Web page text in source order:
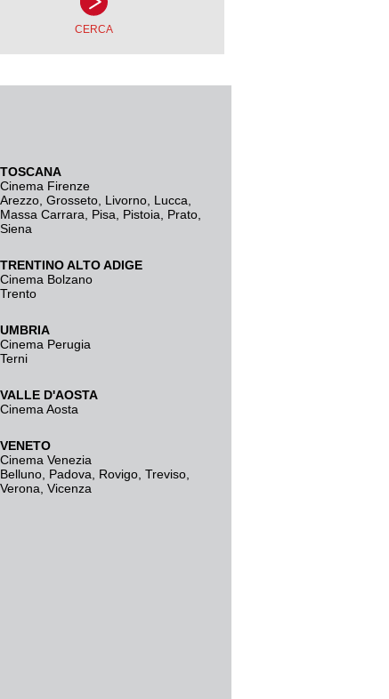
TOSCANA
Cinema Firenze
Arezzo Grosseto Livorno Lucca
Massa Carrara
Pisa Pistoia Prato
Siena
TRENTINO ALTO ADIGE
Cinema Bolzano
Trento
UMBRIA
Cinema Perugia
Terni
VALLE D'AOSTA
Cinema Aosta
VENETO
Cinema Venezia
Belluno Padova Rovigo Treviso
Verona Vicenza